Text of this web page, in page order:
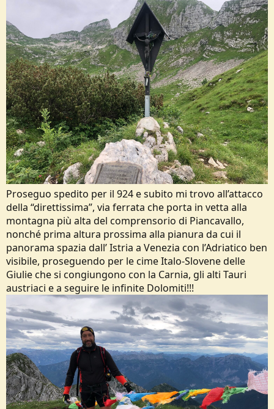
Proseguo spedito per il 924 e subito mi trovo all’attacco
della “direttissima”, via ferrata che porta in vetta alla
montagna più alta del comprensorio di Piancavallo,
nonché prima altura prossima alla pianura da cui il
panorama spazia dall’ Istria a Venezia con l’Adriatico ben
visibile, proseguendo per le cime Italo-Slovene delle
Giulie che si congiungono con la Carnia, gli alti Tauri
austriaci e a seguire le infinite Dolomiti!!!